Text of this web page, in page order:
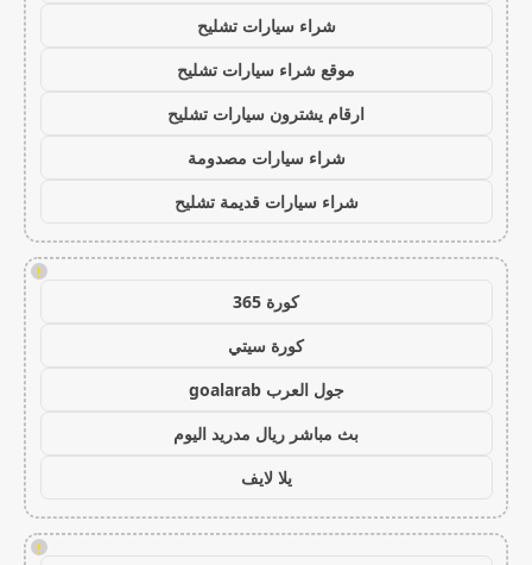
شراء سيارات تشليح
موقع شراء سيارات تشليح
ارقام يشترون سيارات تشليح
شراء سيارات مصدومة
شراء سيارات قديمة تشليح
!
كورة 365
كورة سيتي
جول العرب goalarab
بث مباشر ريال مدريد اليوم
يلا لايف
!